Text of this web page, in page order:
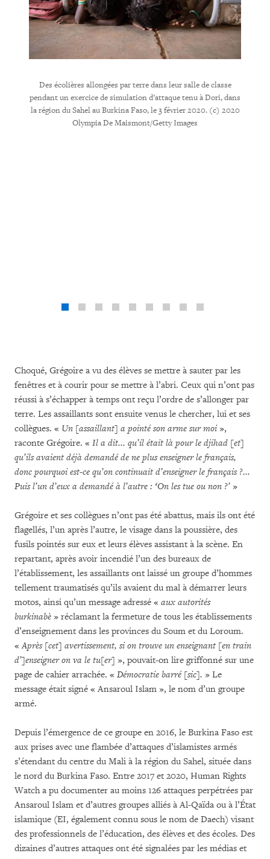
Des écolières allongées par terre dans leur salle de classe
pendant un exercice de simulation d’attaque tenu à Dori, dans
la région du Sahel au Burkina Faso, le 3 février 2020. (c) 2020
Olympia De Maismont/Getty Images
Choqué, Grégoire a vu des élèves se mettre à sauter par les
fenêtres et à courir pour se mettre à l’abri. Ceux qui n’ont pas
réussi à s’échapper à temps ont reçu l’ordre de s’allonger par
terre. Les assaillants sont ensuite venus le chercher, lui et ses
collègues. « Un [assaillant] a pointé son arme sur moi»,
raconte Grégoire. « Il a dit... qu’il était là pour le djihad [et]
qu’ils avaient déjà demandé de ne plus enseigner le français,
donc pourquoi est-ce qu’on continuait d’enseigner le français ?...
Puis l’un d’eux a demandé à l’autre : ‘On les tue ou non ?’ »
Grégoire et ses collègues n’ont pas été abattus, mais ils ont été
flagellés, l’un après l’autre, le visage dans la poussière, des
fusils pointés sur eux et leurs élèves assistant à la scène. En
repartant, après avoir incendié l’un des bureaux de
l’établissement, les assaillants ont laissé un groupe d’hommes
tellement traumatisés qu’ils avaient du mal à démarrer leurs
motos, ainsi qu’un message adressé « aux autorités
burkinabè » réclamant la fermeture de tous les établissements
d’enseignement dans les provinces du Soum et du Loroum.
«Après [cet] avertissement, si on trouve un enseignant [en train
d’]enseigner on va le tu[er] », pouvait-on lire griffonné sur une
page de cahier arrachée. « Démocratie barré [sic]. » Le
message était signé « Ansaroul Islam », le nom d’un groupe
armé.
Depuis l’émergence de ce groupe en 2016, le Burkina Faso est
aux prises avec une flambée d’attaques d’islamistes armés
s’étendant du centre du Mali à la région du Sahel, située dans
le nord du Burkina Faso. Entre 2017 et 2020, Human Rights
Watch a pu documenter au moins 126 attaques perpétrées par
Ansaroul Islam et d’autres groupes alliés à Al-Qaïda ou à l’État
islamique (EI, également connu sous le nom de Daech) visant
des professionnels de l’éducation, des élèves et des écoles. Des
dizaines d’autres attaques ont été signalées par les médias et